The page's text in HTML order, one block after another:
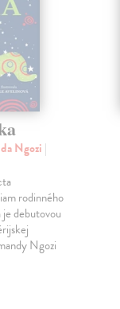
Ngozi |
rodinného
debutovou
Ngozi